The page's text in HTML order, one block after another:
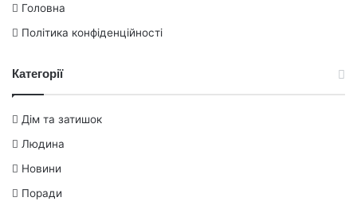
Головна
Політика конфіденційності
Категорії
Дім та затишок
Людина
Новини
Поради